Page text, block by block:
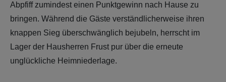
Abpfiff zumindest einen Punktgewinn nach Hause zu
bringen. Während die Gäste verständlicherweise ihren
knappen Sieg überschwänglich bejubeln, herrscht im
Lager der Hausherren Frust pur über die erneute
unglückliche Heimniederlage.